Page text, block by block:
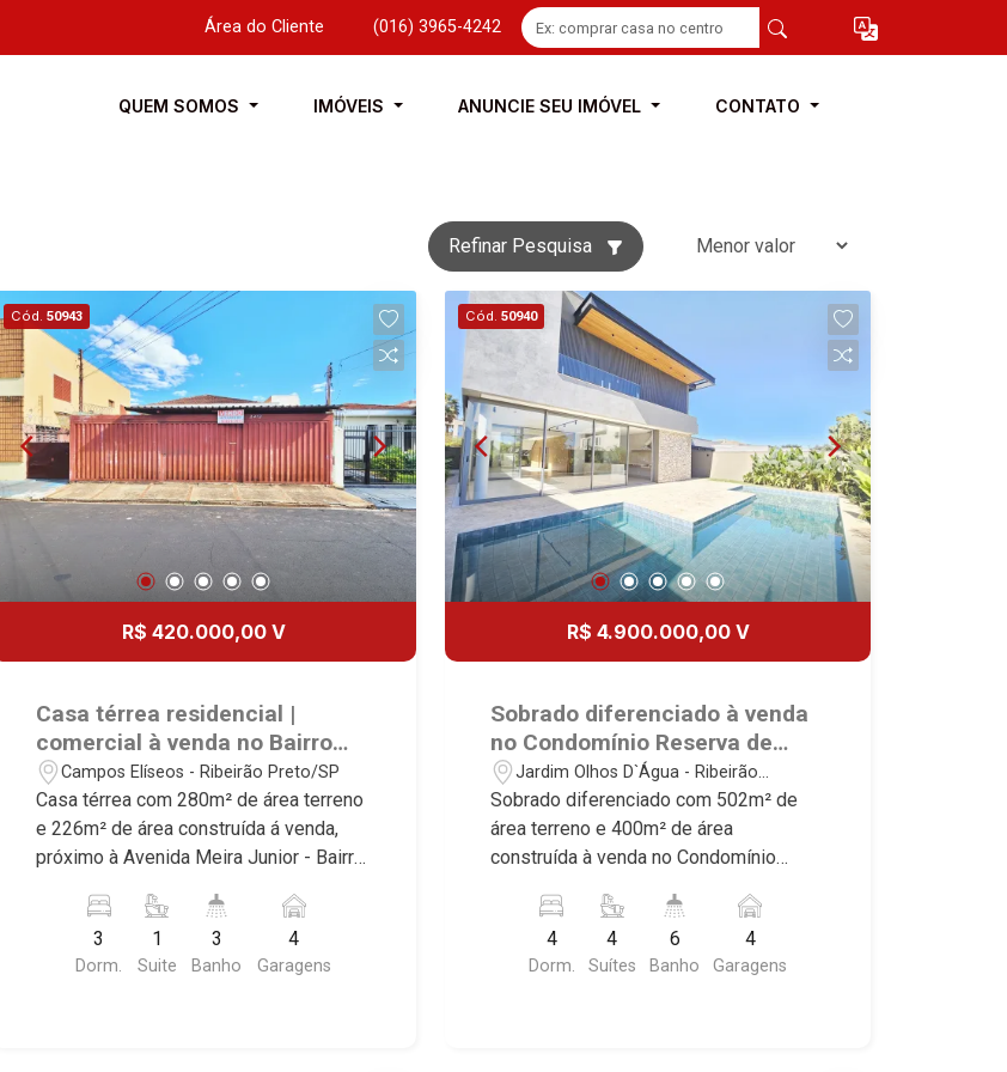
Área do Cliente (016) 3965-4242
QUEM SOMOS IMÓVEIS ANUNCIE SEU IMÓVEL CONTATO
Refinar Pesquisa
Cód. 50943
R$ 420.000,00 V
Casa térrea residencial |
comercial à venda no Bairro
Campos Elíseos, próximo à
Avenida Meira Junior - Ribeirão
Preto/SP.
Campos Elíseos - Ribeirão Preto/SP
Casa térrea com 280m² de área terreno
e 226m² de área construída á venda,
próximo à Avenida Meira Junior - Bairro
Conheça as características deste
imóvel que a Martinelli Imobiliária
selecionou para você: - 280m² de área
3
Dorm.
1
Suite
3
Banho
4
Garagens
Cód. 50940
R$ 4.900.000,00 V
Sobrado diferenciado à venda
no Condomínio Reserva de
Santa Luisa, próximo ao Olhos
D`Água - Ribeirão Preto/SP.
Jardim Olhos D`Água - Ribeirão
Preto/SP
Sobrado diferenciado com 502m² de
área terreno e 400m² de área
construída à venda no Condomínio
Olhos D`Água - Bairro Jardim Olhos
D`Água, Ribeirão Preto/SP. Conheça as
características deste imóvel que a
4
Dorm.
4
Suítes
6
Banho
4
Garagens